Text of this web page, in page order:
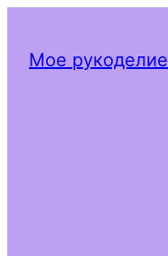
Мое рукоделие